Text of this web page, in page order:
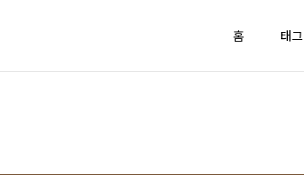
홈 태그